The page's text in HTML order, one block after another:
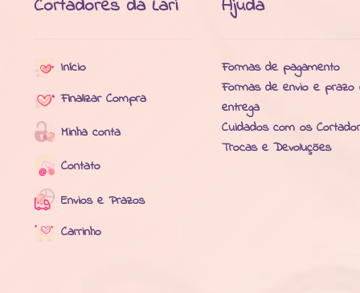
Cortadores da Lari
Início
Finalizar Compra
Minha conta
Contato
Envios e Prazos
Carrinho
Ajuda
Formas de pagamento
Formas de envio e prazo
entrega
Cuidados com os
Trocas e Devoluções